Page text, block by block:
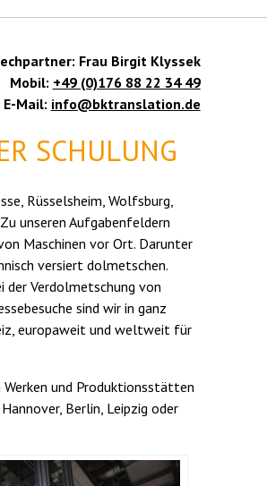
Frau Birgit Klyssek
Mobil: +49 (0)176 88 22 34 49
E-Mail: info@bktranslation.de
SCHULUNG
Rüsselsheim, Wolfsburg,
unseren Aufgabenfeldern
Maschinen vor Ort. Darunter
versiert dolmetschen.
der Verdolmetschung von
sind wir in ganz
europaweit und weltweit für
und Produktionsstätten
Berlin, Leipzig oder